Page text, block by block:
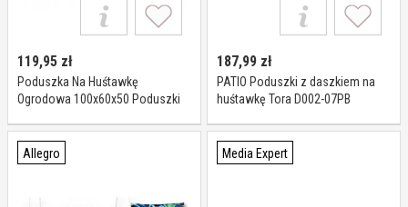
119,95 zł
Poduszka Na Huśtawkę
Ogrodowa 100x60x50 Poduszki
187,99 zł
PATIO Poduszki z daszkiem na
huśtawkę Tora D002-07PB
Allegro Media Expert